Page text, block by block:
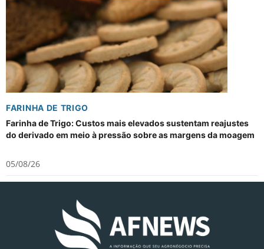
FARINHA DE TRIGO
Farinha de Trigo: Custos mais elevados sustentam reajustes
do derivado em meio à pressão sobre as margens da moagem
05/08/26